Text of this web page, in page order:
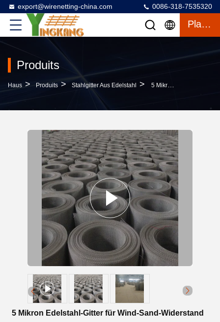
export@wirenetting-china.com 0086-318-7535320
Plaudern
Produits
Haus > Produits > Stahlgitter Aus Edelstahl > 5 Mikron Edelstahl-Gitter Für Wind-Sand-Widerstand
5 Mikron Edelstahl-Gitter für Wind-Sand-Widerstand